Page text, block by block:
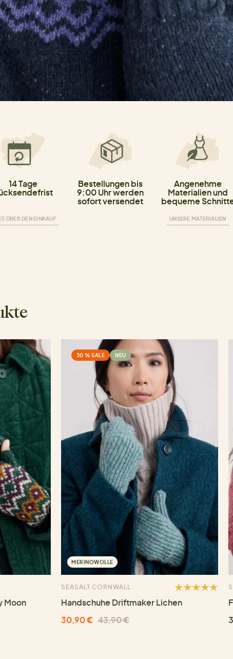
14 Tage
ÜBER DEN EINKAUF
Bestellungen bis
9:00 Uhr werden
sofort versendet
Angenehme
Materialien und
bequeme
UNSERE MATERIALIEN
Moon
30 % SALE NEU
MERINOWOLLE
SEASALT CORNWALL
Handschuhe Driftmaker Lichen
30,90 € 43,90 €